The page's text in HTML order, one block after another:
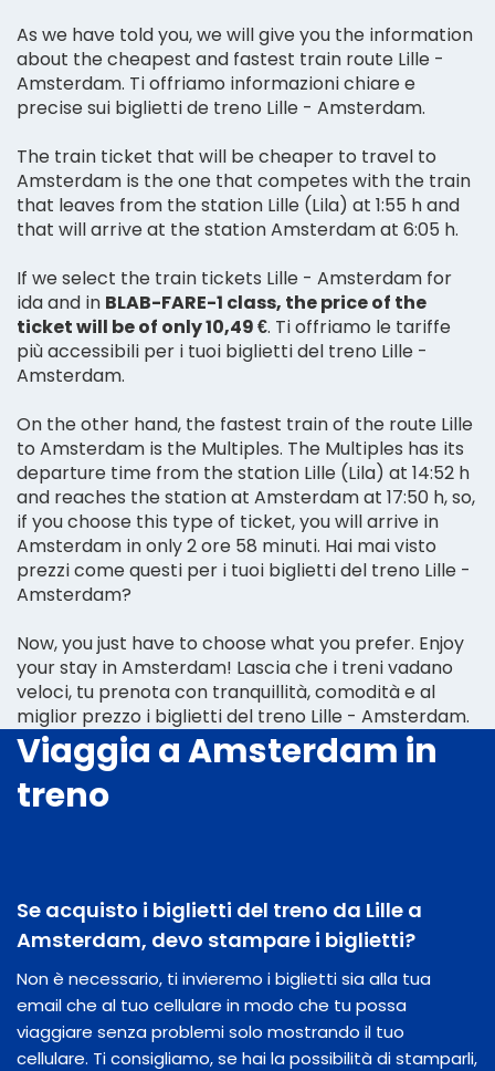
As we have told you, we will give you the information
about the cheapest and fastest train route Lille -
Amsterdam. Ti offriamo informazioni chiare e
precise sui biglietti de treno Lille - Amsterdam.
The train ticket that will be cheaper to travel to
Amsterdam is the one that competes with the train
that leaves from the station Lille (Lila) at 1:55 h and
that will arrive at the station Amsterdam at 6:05 h.
If we select the train tickets Lille - Amsterdam for
ida and in BLAB-FARE-1 class, the price of the
ticket will be of only 10,49 €. Ti offriamo le tariffe
più accessibili per i tuoi biglietti del treno Lille -
Amsterdam.
On the other hand, the fastest train of the route Lille
to Amsterdam is the Multiples. The Multiples has its
departure time from the station Lille (Lila) at 14:52 h
and reaches the station at Amsterdam at 17:50 h, so,
if you choose this type of ticket, you will arrive in
Amsterdam in only 2 ore 58 minuti. Hai mai visto
prezzi come questi per i tuoi biglietti del treno Lille -
Amsterdam?
Now, you just have to choose what you prefer. Enjoy
your stay in Amsterdam! Lascia che i treni vadano
veloci, tu prenota con tranquillità, comodità e al
miglior prezzo i biglietti del treno Lille - Amsterdam.
Viaggia a Amsterdam in
treno
Se acquisto i biglietti del treno da Lille a
Amsterdam, devo stampare i biglietti?
Non è necessario, ti invieremo i biglietti sia alla tua
email che al tuo cellulare in modo che tu possa
viaggiare senza problemi solo mostrando il tuo
cellulare. Ti consigliamo, se hai la possibilità di stamparli,